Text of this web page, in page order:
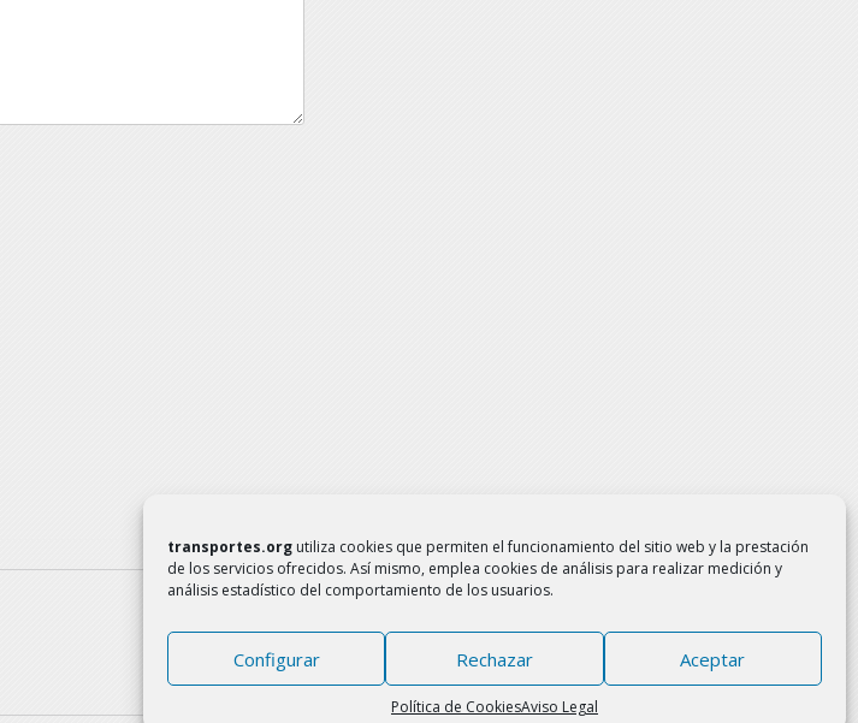
transportes.org utiliza cookies que permiten el funcionamiento del sitio web y la prestación
de los servicios ofrecidos. Así mismo, emplea cookies de análisis para realizar medición y
análisis estadístico del comportamiento de los usuarios.
Aceptar
Rechazar
Configurar
Política de CookiesAviso Legal